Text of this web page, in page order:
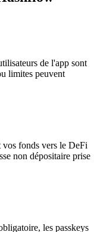
de l'app sont
limites peuvent
vos fonds vers le DeFi
non dépositaire prise
les passkeys